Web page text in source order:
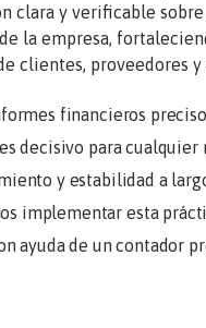
clara y verificable
la empresa,
clientes, proveedores y
financieros
decisivo para cualquier
y estabilidad a
implementar esta
ayuda de un contador